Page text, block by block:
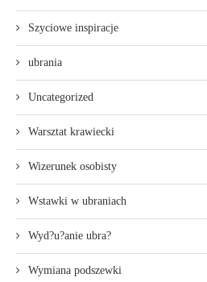
Szyciowe inspiracje
ubrania
Uncategorized
Warsztat krawiecki
Wizerunek osobisty
Wstawki w ubraniach
Wyd?u?anie ubra?
Wymiana podszewki